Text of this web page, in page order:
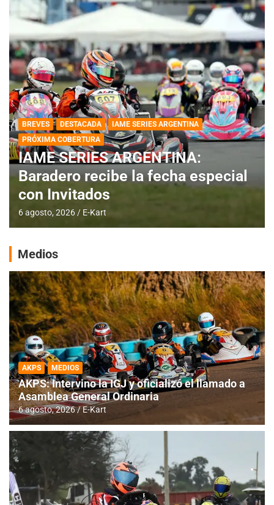
BREVES DESTACADA
IAME SERIES ARGENTINA
PRÓXIMA COBERTURA
IAME SERIES ARGENTINA:
Baradero recibe la fecha especial
con Invitados
6 agosto, 2026 E-Kart
Medios
AKPS MEDIOS
AKPS: Intervino la IGJ y oficializó el llamado a
Asamblea General Ordinaria
6 agosto, 2026 E-Kart